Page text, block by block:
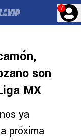
?
son
MX
ya
próxima